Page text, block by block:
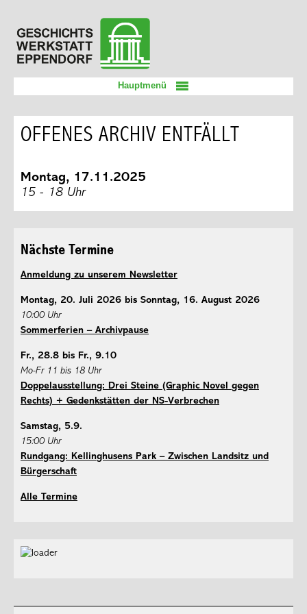
Inhalt
springen
Eppendorf
Hauptmenü
OFFENES ARCHIV ENTFÄLLT
Montag, 17.11.2025
15 - 18 Uhr
Nächste Termine
Anmeldung zu unserem Newsletter
Montag, 20. Juli 2026 bis Sonntag, 16. August 2026
10:00 Uhr
Sommerferien – Archivpause
Fr., 28.8 bis Fr., 9.10
Mo-Fr 11 bis 18 Uhr
Doppelausstellung: Drei Steine (Graphic Novel gegen
Rechts) + Gedenkstätten der NS-Verbrechen
Samstag, 5.9.
15:00 Uhr
Rundgang: Kellinghusens Park – Zwischen Landsitz und
Bürgerschaft
Alle Termine